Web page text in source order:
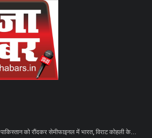
पाकिस्तान को रौंदकर सेमीफाइनल में भारत, विराट कोहली के...